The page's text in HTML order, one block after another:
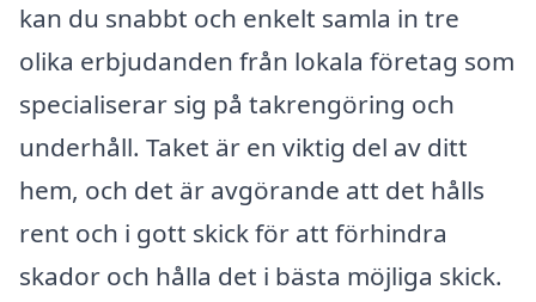
kan du snabbt och enkelt samla in tre
olika erbjudanden från lokala företag som
specialiserar sig på takrengöring och
underhåll. Taket är en viktig del av ditt
hem, och det är avgörande att det hålls
rent och i gott skick för att förhindra
skador och hålla det i bästa möjliga skick.